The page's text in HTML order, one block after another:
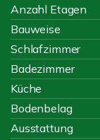
Anzahl Etagen
Bauweise
Schlafzimmer
Badezimmer
Küche
Bodenbelag
Ausstattung